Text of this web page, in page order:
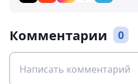
Комментарии 0